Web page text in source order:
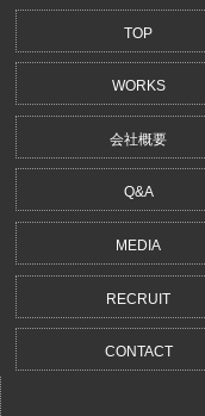
TOP
WORKS
会社概要
Q&A
MEDIA
RECRUIT
CONTACT